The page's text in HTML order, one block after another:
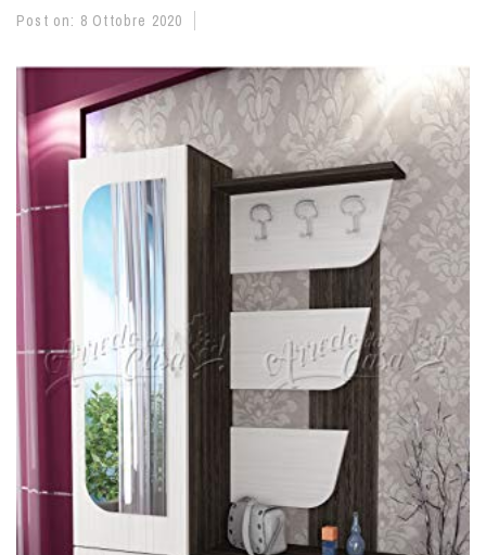
Post on: 8 Ottobre 2020